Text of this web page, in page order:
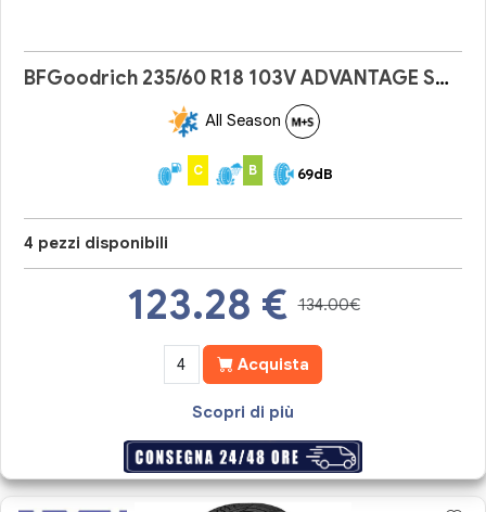
BFGoodrich 235/60 R18 103V ADVANTAGE SUV A/S
All Season
C B 69dB
4 pezzi disponibili
123.28 € 134.00€
Acquista
Scopri di più